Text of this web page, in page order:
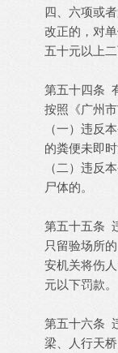
四、六项或
改正的，对
五十元以上
第五十四条
按照《广州
（一）违反
的粪便未即时
（二）违反
尸体的。
第五十五条
只留验场所
安机关将伤
元以下罚款。
第五十六条
梁、人行天